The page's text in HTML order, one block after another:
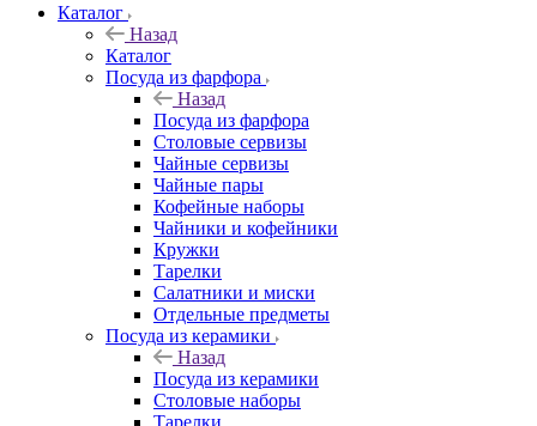
Каталог
Назад
Каталог
Посуда из фарфора
Назад
Посуда из фарфора
Столовые сервизы
Чайные сервизы
Чайные пары
Кофейные наборы
Чайники и кофейники
Кружки
Тарелки
Салатники и миски
Отдельные предметы
Посуда из керамики
Назад
Посуда из керамики
Столовые наборы
Тарелки